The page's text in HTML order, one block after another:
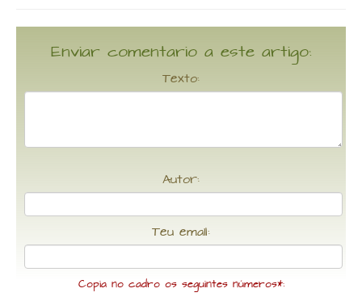
Enviar comentario a este artigo:
Texto:
Autor:
Teu email:
Copia no cadro os seguintes números*: